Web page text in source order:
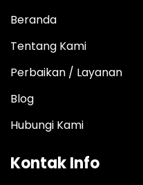
Beranda
Tentang Kami
Perbaikan / Layanan
Blog
Hubungi Kami
Kontak Info